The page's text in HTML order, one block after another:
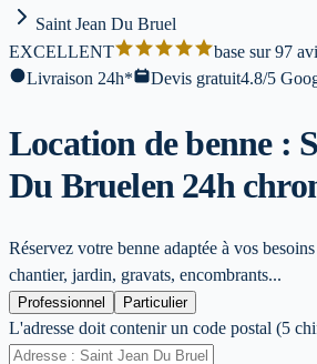
Saint Jean Du Bruel
EXCELLENT
base sur 97
Livraison 24h* Devis gratuit4.8/5
Location de benne :
Du Bruelen 24h
Réservez votre benne adaptée à vos
chantier, jardin, gravats, encombrants...
Professionnel Particulier
L'adresse doit contenir un code postal (5